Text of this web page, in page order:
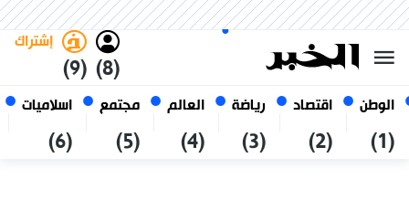
الوطن
(1)
اقتصاد
(2)
رياضة
(3)
العالم
(4)
مجتمع
(5)
اسلاميات
(6)
(8)
إشتراك
(9)
أغسطس 2026
الجزائر